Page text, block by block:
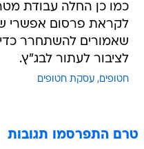
כמו כן החלה עבודת
לקראת פרסום אפשרי
שאמורים להשתחרר
לציבור לעתור לבג"ץ.
חטופים עסקת חטופים
טרם התפרסמו תגובות